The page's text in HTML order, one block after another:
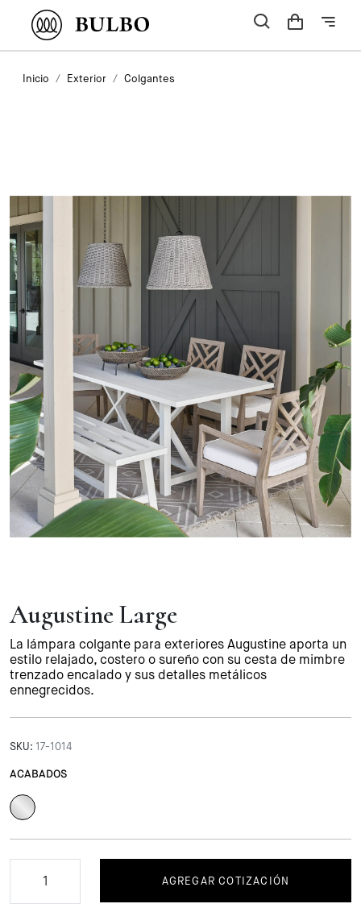
Inicio Exterior Colgantes
Augustine Large
La lámpara colgante para exteriores Augustine aporta un
estilo relajado, costero o sureño con su cesta de mimbre
trenzado encalado y sus detalles metálicos
ennegrecidos.
SKU: 17-1014
ACABADOS
AGREGAR COTIZACIÓN